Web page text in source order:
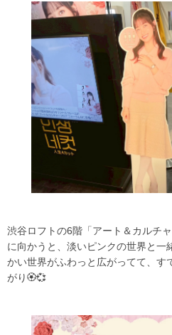
渋谷ロフトの6階「アート＆カルチ
に向かうと、淡いピンクの世界と一
かい世界がふわっと広がってて、す
がり🏵️💞